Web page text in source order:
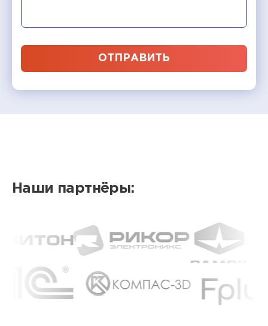
ОТПРАВИТЬ
Наши партнёры: